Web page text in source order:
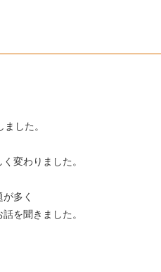
した。
変わりました。
多く
を聞きました。